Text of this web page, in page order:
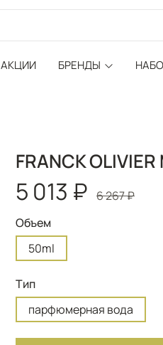
АКЦИИ БРЕНДЫ
FRANCK
5 013 ₽ 6 267 ₽
Объем
50ml
Тип
парфюмерная вода